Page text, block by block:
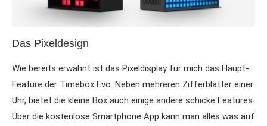
Das Pixeldesign
Wie bereits erwähnt ist das Pixeldisplay für mich das Haupt-
Feature der Timebox Evo. Neben mehreren Zifferblätter einer
Uhr, bietet die kleine Box auch einige andere schicke Features.
Über die kostenlose Smartphone App kann man alles was auf